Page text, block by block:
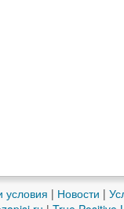
условия | Новости |